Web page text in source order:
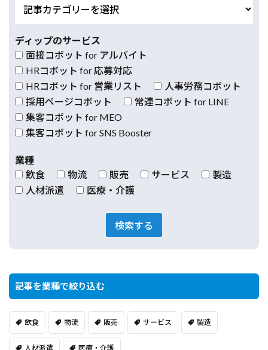
ディップのサービス
面接コボット for アルバイト
HRコボット for 応募対応
HRコボット for 営業リスト
人事労務コボット
採用ページコボット
常連コボット for LINE
集客コボット for MEO
集客コボット for SNS Booster
業種
飲食
物流 販売 サービス
製造
人材派遣
医療・介護
検索する
記事を業種で絞り込む
飲食 物流 販売 サービス 製造
人材派遣 医療・介護